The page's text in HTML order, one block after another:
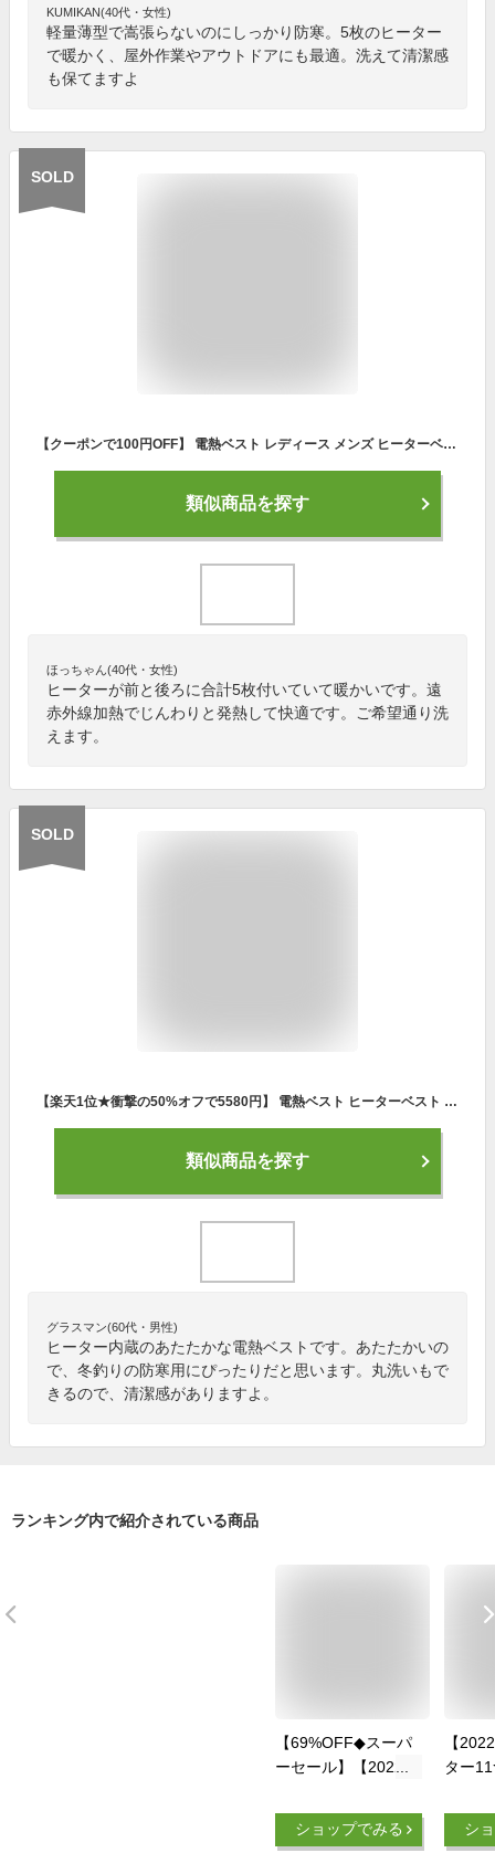
KUMIKAN(40代・女性)
軽量薄型で嵩張らないのにしっかり防寒。5枚のヒーター
で暖かく、屋外作業やアウトドアにも最適。洗えて清潔感
も保てますよ
SOLD
【クーポンで100円OFF】 電熱ベスト レディース メンズ ヒーターベスト 電熱ウェア インナー フリース 秋 冬 電熱ジャケット 温熱ベスト 防寒ベスト チョッキ 大きいサイズ おしゃれ あったか 暖かい 防寒 薄手 軽量 重ね着 洗える 通勤 バイク キャンプ アウトドア 黒
類似商品を探す
ほっちゃん(40代・女性)
ヒーターが前と後ろに合計5枚付いていて暖かいです。遠
赤外線加熱でじんわりと発熱して快適です。ご希望通り洗
えます。
SOLD
【楽天1位★衝撃の50%オフで5580円】 電熱ベスト ヒーターベスト 電熱ジャケット 防寒ベスト 防寒着 ヒーター9枚内蔵 3段階調温 日本製繊維ヒーター バッテリー給電 ポカポカ 防寒対策 速暖 丸洗い 軽量 通勤 屋外作業 メンズ レディース 男女兼用 プレゼント 送料無料
類似商品を探す
グラスマン(60代・男性)
ヒーター内蔵のあたたかな電熱ベストです。あたたかいの
で、冬釣りの防寒用にぴったりだと思います。丸洗いもで
きるので、清潔感がありますよ。
ランキング内で紹介されている商品
【69%OFF◆スーパ
ーセール】【2022最
ー】電熱ベスト バッ
テリー付き
ショップでみる
【
ター
ジャケ
調整
シ